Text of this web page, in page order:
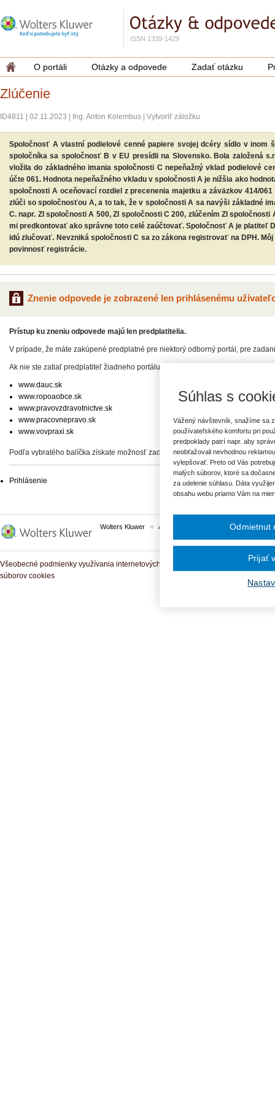
ISSN 1339-1429
O portáli Otázky a odpovede Zadať otázku
Zlúčenie
ID4811 02.11.2023 Ing. Anton Kolembus Vytvoriť záložku
Spoločnosť A vlastní podielové cenné papiere svojej dcéry sídlo v inom
spoločníka sa spoločnosť B v EU presídli na Slovensko. Bola založená
vložila do základného imania spoločnosti C nepeňažný vklad podielové
účte 061. Hodnota nepeňažného vkladu v spoločnosti A je nižšia ako
spoločnosti A oceňovací rozdiel z precenenia majetku a záväzkov 414/
zlúči so spoločnosťou A, a to tak, že v spoločnosti A sa navýši základné
C. napr. ZI spoločnosti A 500, ZI spoločnosti C 200, zlúčením ZI
mi predkontovať ako správne toto celé zaúčtovať. Spoločnosť A je platiteľ
idú zlučovať. Nevzniká spoločnosti C sa zo zákona registrovať na DPH.
povinnosť registrácie.
Znenie odpovede je zobrazené len prihlásenému
Prístup ku zneniu odpovede majú len predplatitelia.
V prípade, že máte zakúpené predplatné pre niektorý odborný portál, pre
Ak nie ste zatiaľ predplatiteľ žiadneho portálu, vyberte si z našej ponuky:
www.dauc.sk
www.ropoaobce.sk
www.pravovzdravotnictve.sk
www.pracovnepravo.sk
www.vovpraxi.sk
Podľa vybratého balíčka získate možnosť zadať svoje otázky, prípadne prístup
Prihlásenie
Wolters Kluwer ASPI Komplexné právne predpisy
Všeobecné podmienky využívania internetových služieb a komunitných portálov
súborov cookies
Súhlas s
Vážený návštevník, snažíme sa
používateľského komfortu pri
predpoklady patrí napr. aby
neobťažovali nevhodnou
vylepšovať. Preto od Vás
malých súborov, ktoré sa
za udelenie súhlasu. Dáta
obsahu webu priamo Vám na
Odmietnut
Prijať